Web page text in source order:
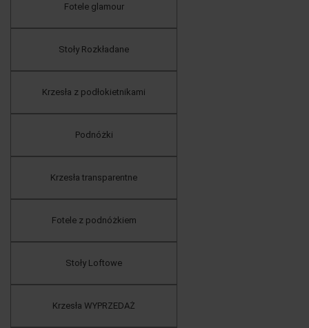
Fotele glamour
Stoły Rozkładane
Krzesła z podłokietnikami
Podnóżki
Krzesła transparentne
Fotele z podnóżkiem
Stoły Loftowe
Krzesła WYPRZEDAŻ